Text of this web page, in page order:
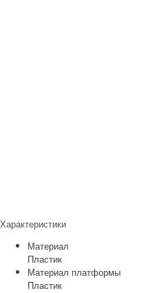
Характеристики
Материал
Пластик
Материал платформы
Пластик